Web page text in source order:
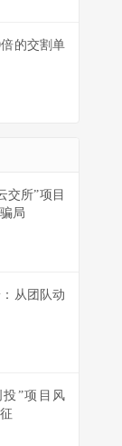
的交割单
交所”项目
局
从团队动
”项目风